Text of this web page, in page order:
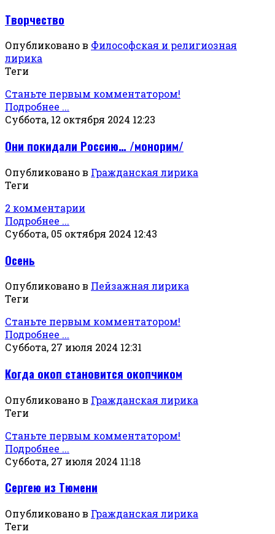
Творчество
Опубликовано в Философская и религиозная
лирика
Теги
Станьте первым комментатором!
Подробнее ...
Суббота, 12 октября 2024 12:23
Они покидали Россию… /монорим/
Опубликовано в Гражданская лирика
Теги
2 комментарии
Подробнее ...
Суббота, 05 октября 2024 12:43
Осень
Опубликовано в Пейзажная лирика
Теги
Станьте первым комментатором!
Подробнее ...
Суббота, 27 июля 2024 12:31
Когда окоп становится окопчиком
Опубликовано в Гражданская лирика
Теги
Станьте первым комментатором!
Подробнее ...
Суббота, 27 июля 2024 11:18
Сергею из Тюмени
Опубликовано в Гражданская лирика
Теги